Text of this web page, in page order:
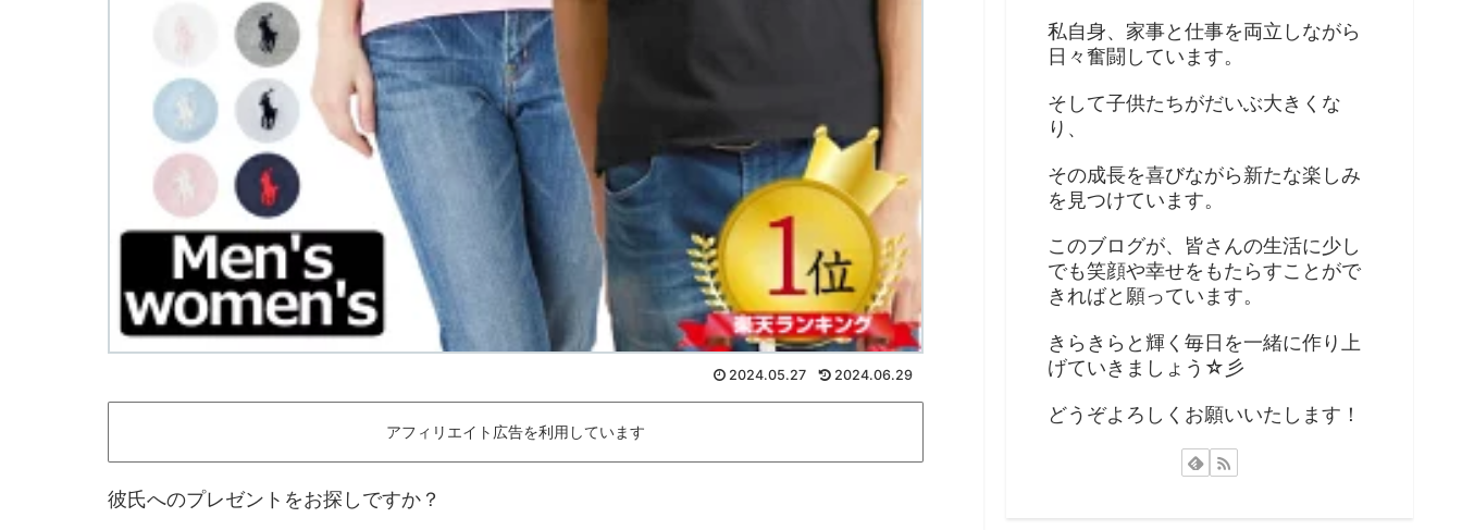
2024.05.27 2024.06.29
アフィリエイト広告を利用しています
彼氏へのプレゼントをお探しですか？
私自身、家事と仕事を両立しながら
日々奮闘しています。
そして子供たちがだいぶ大きくな
り、
その成長を喜びながら新たな楽しみ
を見つけています。
このブログが、皆さんの生活に少し
でも笑顔や幸せをもたらすことがで
きればと願っています。
きらきらと輝く毎日を一緒に作り上
げていきましょう☆彡
どうぞよろしくお願いいたします！